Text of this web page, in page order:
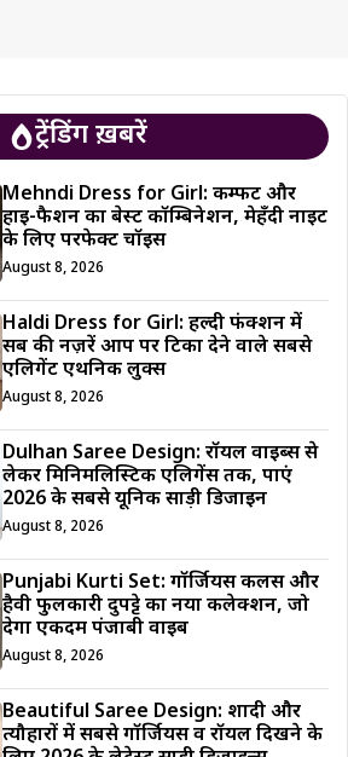
ट्रेंडिंग ख़बरें
Mehndi Dress for Girl: कम्फर्ट और
हाई-फैशन का बेस्ट कॉम्बिनेशन, मेहँदी नाइट
के लिए परफेक्ट चॉइस
August 8, 2026
Haldi Dress for Girl: हल्दी फंक्शन में
सब की नज़रें आप पर टिका देने वाले सबसे
एलिगेंट एथनिक लुक्स
August 8, 2026
Dulhan Saree Design: रॉयल वाइब्स से
लेकर मिनिमलिस्टिक एलिगेंस तक, पाएं
2026 के सबसे यूनिक साड़ी डिजाईन
August 8, 2026
Punjabi Kurti Set: गॉर्जियस कलर्स और
हैवी फुलकारी दुपट्टे का नया कलेक्शन, जो
देगा एकदम पंजाबी वाइब
August 8, 2026
Beautiful Saree Design: शादी और
त्यौहारों में सबसे गॉर्जियस व रॉयल दिखने के